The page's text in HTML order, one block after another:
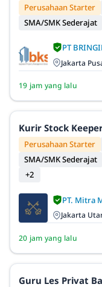
Perusahaan Starter
SMA/SMK Sederajat
PT
Jakarta
19 jam yang lalu
Kurir Stock
Perusahaan Starter
SMA/SMK Sederajat
+2
PT. Mitra
Jakarta
20 jam yang lalu
Guru Les Privat